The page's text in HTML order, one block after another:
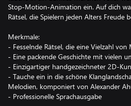
Stop-Motion-Animation ein. Auf dich
Rätsel, die Spielern jeden Alters Freude
Merkmale:
- Fesselnde Rätsel, die eine Vielzahl
- Eine packende Geschichte mit vielen
- Einzigartiger handgezeichneter 2D-
- Tauche ein in die schöne
Melodien, komponiert von Alexander
- Professionelle Sprachausgabe